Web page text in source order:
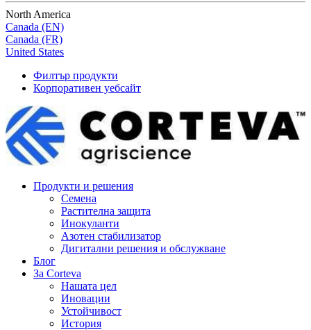
North America
Canada (EN)
Canada (FR)
United States
Филтър продукти
Корпоративен уебсайт
Продукти и решения
Семена
Растителна защита
Инокуланти
Азотен стабилизатор
Дигитални решения и обслужване
Блог
За Corteva
Нашата цел
Иновации
Устойчивост
История